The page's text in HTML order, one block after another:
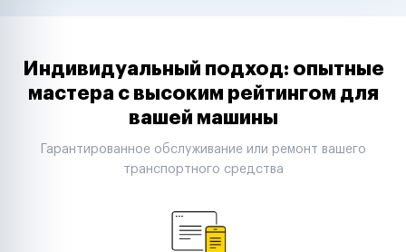
Таксопарки
Автодилеры
Строительные компании
Аренда спецтехники
Индивидуальный подход: опытные
мастера с высоким рейтингом для
вашей машины
Гарантированное обслуживание или ремонт вашего
транспортного средства